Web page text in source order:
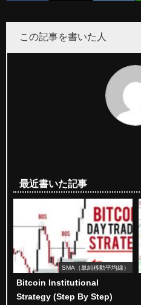
この記事を書いた人
最近書いた記事
SMA（単純移動平均線）
Bitcoin Institutional
Strategy (Step By Step)